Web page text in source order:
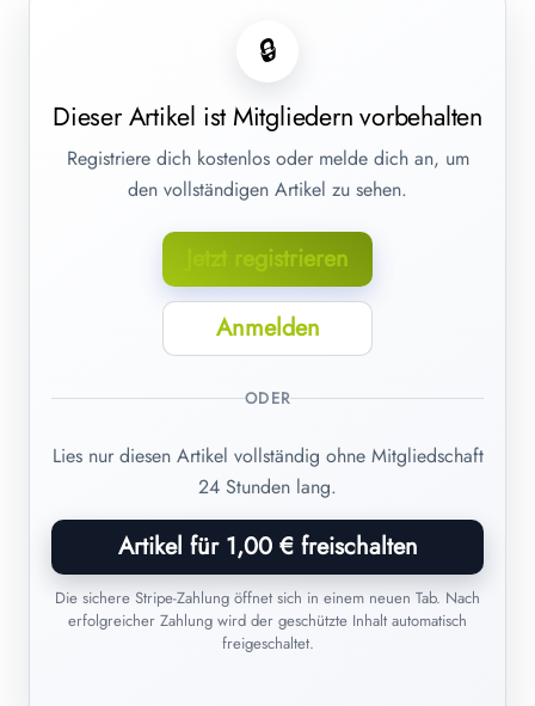
🔒
Dieser Artikel ist Mitgliedern vorbehalten
Registriere dich kostenlos oder melde dich an, um
den vollständigen Artikel zu sehen.
Jetzt registrieren
Anmelden
ODER
Lies nur diesen Artikel vollständig ohne Mitgliedschaft
24 Stunden lang.
Artikel für 1,00 € freischalten
Die sichere Stripe-Zahlung öffnet sich in einem neuen Tab. Nach
erfolgreicher Zahlung wird der geschützte Inhalt automatisch
freigeschaltet.